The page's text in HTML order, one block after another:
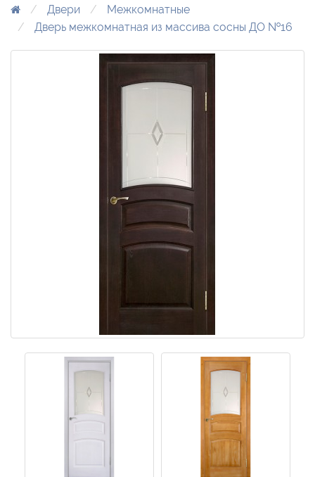
Двери
Межкомнатные
Дверь межкомнатная из массива сосны ДО №16